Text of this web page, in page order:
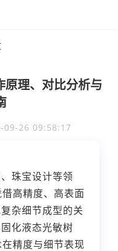
原理、对比分析与
09-26 09:58:17
珠宝设计等领
借高精度、高表面
杂细节成型的关
化液态光敏树
精度与细节表现